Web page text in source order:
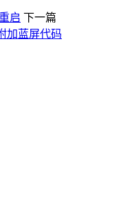
启 下一篇
加蓝屏代码